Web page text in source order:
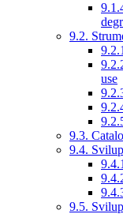
9.2.
use
9.3.
9.4.
9.5.